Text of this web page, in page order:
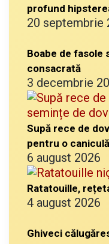
profund
20 septembrie
Boabe de fasole
consacrată
3 decembrie
Supă rece de
pentru o
6 august 2026
Ratatouille,
4 august 2026
Ghiveci